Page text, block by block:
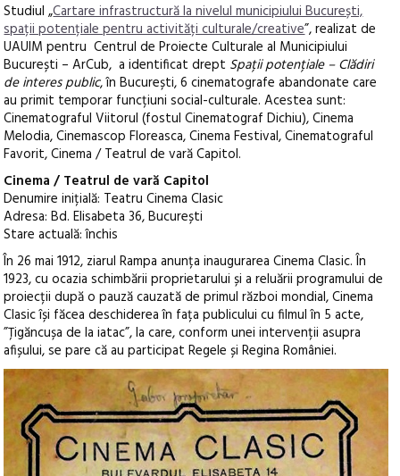
Studiul „Cartare infrastructură la nivelul municipiului București,
spații potențiale pentru activități culturale/creative”, realizat de
UAUIM pentru Centrul de Proiecte Culturale al Municipiului
București – ArCub, a identificat drept Spații potențiale – Clădiri
de interes public, în București, 6 cinematografe abandonate care
au primit temporar funcțiuni social-culturale. Acestea sunt:
Cinematograful Viitorul (fostul Cinematograf Dichiu), Cinema
Melodia, Cinemascop Floreasca, Cinema Festival, Cinematograful
Favorit, Cinema / Teatrul de vară Capitol.
Cinema / Teatrul de vară Capitol
Denumire inițială: Teatru Cinema Clasic
Adresa: Bd. Elisabeta 36, București
Stare actuală: închis
În 26 mai 1912, ziarul Rampa anunța inaugurarea Cinema Clasic. În
1923, cu ocazia schimbării proprietarului și a reluării programului de
proiecții după o pauză cauzată de primul război mondial, Cinema
Clasic își făcea deschiderea în fața publicului cu filmul în 5 acte,
”Țigăncușa de la iatac”, la care, conform unei intervenții asupra
afișului, se pare că au participat Regele și Regina României.